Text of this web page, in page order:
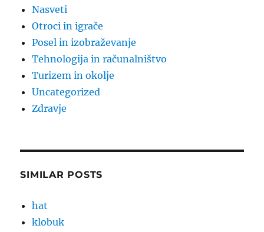
Nasveti
Otroci in igrače
Posel in izobraževanje
Tehnologija in računalništvo
Turizem in okolje
Uncategorized
Zdravje
SIMILAR POSTS
hat
klobuk